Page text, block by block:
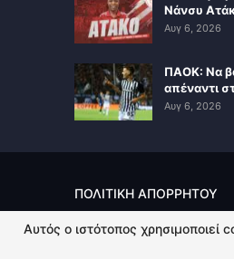
Νάνσυ
Αυγ 6, 2026
ΠΑΟΚ: Να
απέναντι
Αυγ 6, 2026
ΠΟΛΙΤΙΚΗ ΑΠΟΡΡΗΤΟΥ
© 2026 - Kingsport.gr. All
Αυτός ο ιστότοπος